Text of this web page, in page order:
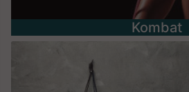
Kombat